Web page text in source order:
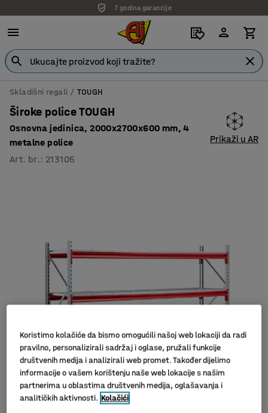
7 godina garancije
Skladišni regali TOUGH
Široke police TOUGH
Osnovna jedinica, 2000x2700x600 mm, 4
metalne police
Art. br. : 213105
Prikaži u AR
Koristimo kolačiće da bismo omogućili našoj web lokaciji da radi
pravilno, personalizirali sadržaj i oglase, pružali funkcije
društvenih medija i analizirali web promet. Također dijelimo
informacije o vašem korištenju naše web lokacije s našim
partnerima u oblastima društvenih medija, oglašavanja i
analitičkih aktivnosti. Kolačići